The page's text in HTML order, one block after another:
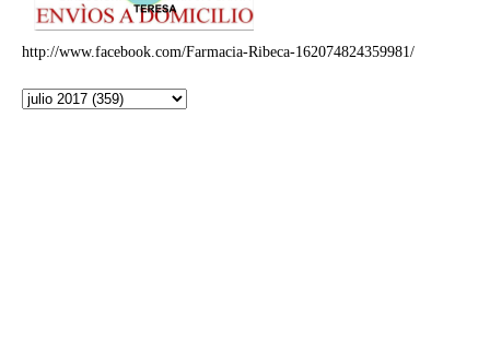
http://www.facebook.com/Farmacia-Ribeca-162074824359981/